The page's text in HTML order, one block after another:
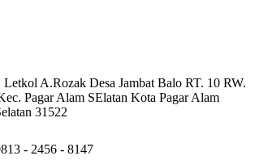
A.Rozak Desa Jambat Balo RT. 10 RW.
Pagar Alam SElatan Kota Pagar Alam
31522
- 2456 - 8147